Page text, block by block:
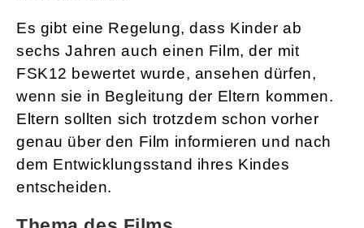
Es gibt eine Regelung, dass Kinder ab
sechs Jahren auch einen Film, der mit
FSK12 bewertet wurde, ansehen dürfen,
wenn sie in Begleitung der Eltern kommen.
Eltern sollten sich trotzdem schon vorher
genau über den Film informieren und nach
dem Entwicklungsstand ihres Kindes
entscheiden.